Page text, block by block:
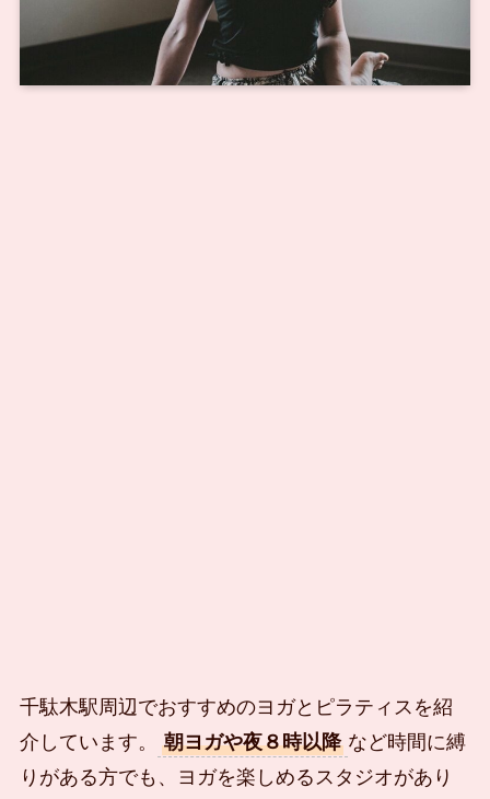
千駄木駅周辺でおすすめのヨガとピラティスを紹
介しています。
朝ヨガや夜８時以降 など時間に縛
りがある方でも、ヨガを楽しめるスタジオがあり